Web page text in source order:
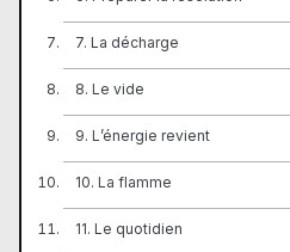
7. La décharge
8. Le vide
9. L’énergie revient
10. La flamme
11. Le quotidien